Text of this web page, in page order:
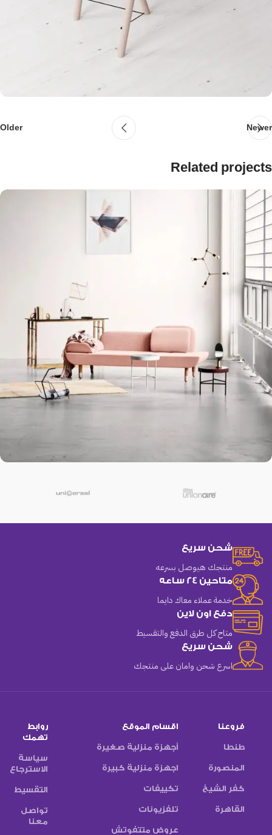
Newer
Older
Related projects
Decor
Rhoncus quisque sollicitudin
شحن سريع
منتجك هيوصل بسرعه
متاحين 24 ساعه
خدمة عملاء معاك دايما
دفع اون لاين
متاح كل طرق الدفع والتقسيط
شحن سريع
اسرع شحن وامان على منتجك
فروعنا
طنطا
المنصورة
كفر الشيخ
القاهرة
اقسام الموقع
أجهزة منزلية صغيرة
اجهزة منزلية كبيرة
تكييفات
تلفزيونات
عروض متتفوتش
روابط
تهمك
سياسة
الاسترجاع
التقسيط
تواصل
معنا